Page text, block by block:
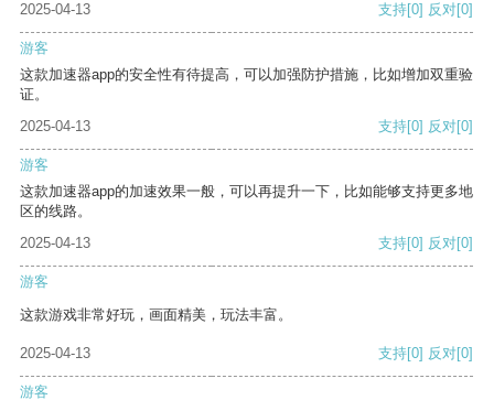
2025-04-13
支持[0] 反对[0]
游客
这款加速器app的安全性有待提高，可以加强防护措施，比如增加双重验
证。
2025-04-13
支持[0] 反对[0]
游客
这款加速器app的加速效果一般，可以再提升一下，比如能够支持更多地
区的线路。
2025-04-13
支持[0] 反对[0]
游客
这款游戏非常好玩，画面精美，玩法丰富。
2025-04-13 支持[0] 反对[0]
游客